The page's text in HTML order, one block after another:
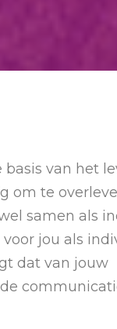
van het
om te
samen als
jou als
dat van jouw